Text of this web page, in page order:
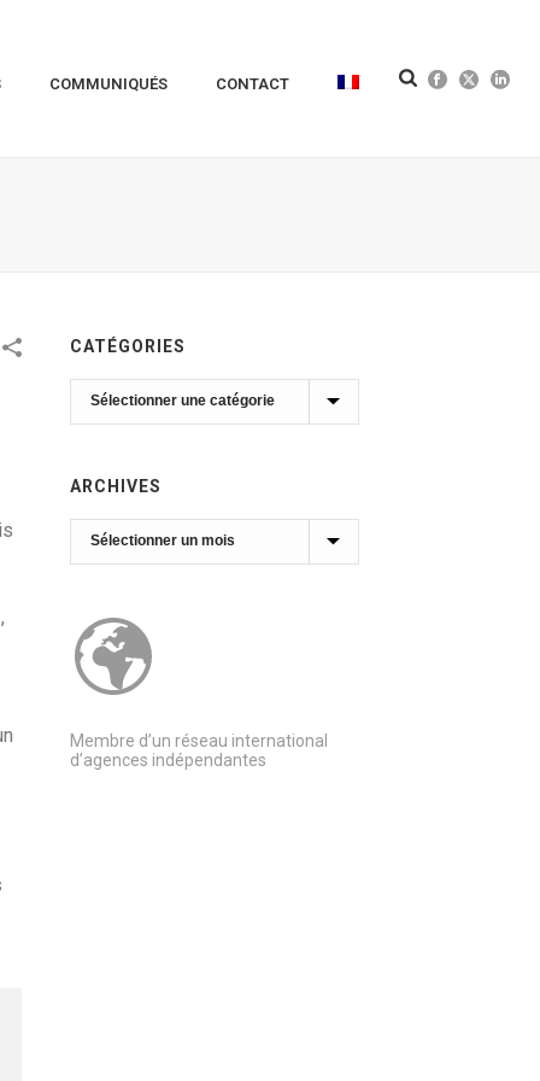
COMMUNIQUÉS CONTACT
CATÉGORIES
Catégories
ARCHIVES
Archives
Membre d’un réseau international
d’agences indépendantes